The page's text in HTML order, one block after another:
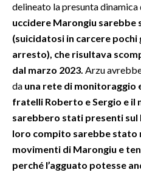
delineato la presunta dinamica
uccidere Marongiu sarebbe
(suicidatosi in carcere pochi
arresto), che risultava
dal marzo 2023. Arzu
da una rete di monitoraggio
fratelli Roberto e Sergio e il
sarebbero stati presenti sul
loro compito sarebbe stato
movimenti di Marongiu e
perché l’agguato potesse